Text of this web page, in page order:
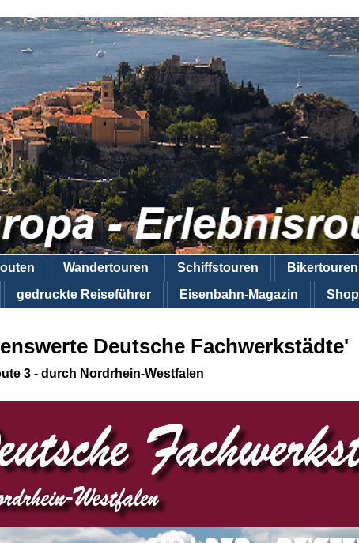
Wandertouren Schiffstouren Bikertouren
gedruckte Reiseführer Eisenbahn-Magazin Shop
Deutsche Fachwerkstädte'
3 - durch Nordrhein-Westfalen